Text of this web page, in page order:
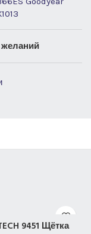
9451 Щётка